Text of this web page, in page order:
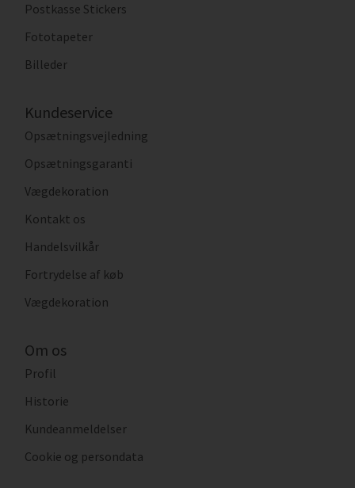
Postkasse Stickers
Fototapeter
Billeder
Kundeservice
Opsætningsvejledning
Opsætningsgaranti
Vægdekoration
Kontakt os
Handelsvilkår
Fortrydelse af køb
Vægdekoration
Om os
Profil
Historie
Kundeanmeldelser
Cookie og persondata